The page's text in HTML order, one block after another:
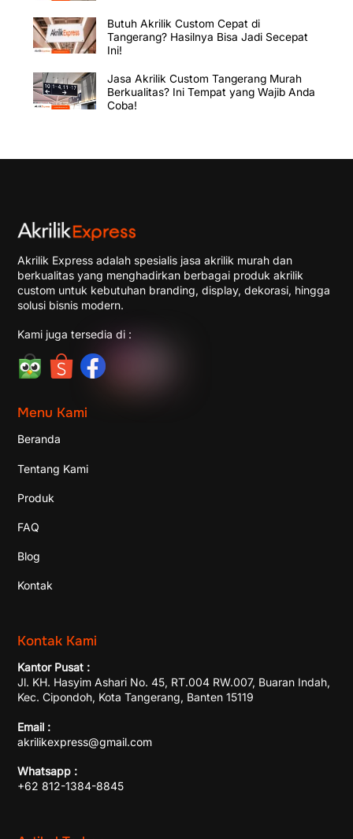
Butuh Akrilik Custom Cepat di
Tangerang? Hasilnya Bisa Jadi Secepat
Ini!
Jasa Akrilik Custom Tangerang Murah
Berkualitas? Ini Tempat yang Wajib Anda
Coba!
Akrilik Express adalah spesialis jasa akrilik murah dan
berkualitas yang menghadirkan berbagai produk akrilik
custom untuk kebutuhan branding, display, dekorasi, hingga
solusi bisnis modern.
Kami juga tersedia di :
Menu Kami
Beranda
Tentang Kami
Produk
FAQ
Blog
Kontak
Kontak Kami
Kantor Pusat :
Jl. KH. Hasyim Ashari No. 45, RT.004 RW.007, Buaran Indah,
Kec. Cipondoh, Kota Tangerang, Banten 15119
Email :
akrilikexpress@gmail.com
Whatsapp :
+62 812-1384-8845